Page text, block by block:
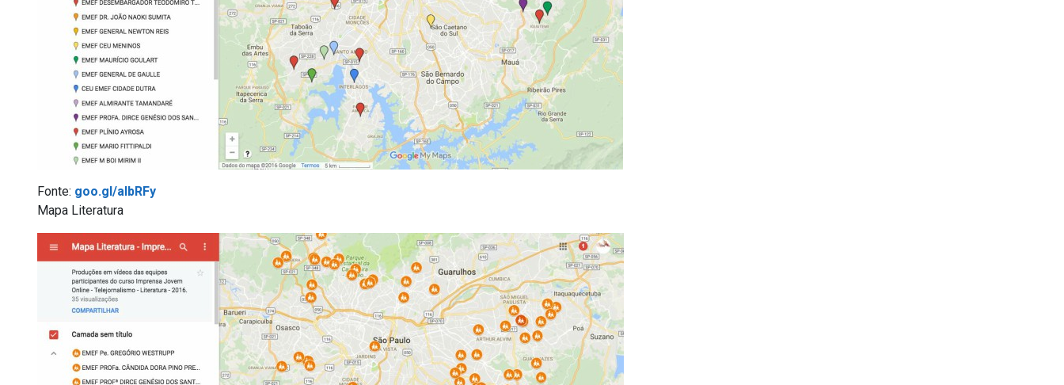
Fonte: goo.gl/albRFy
Mapa Literatura